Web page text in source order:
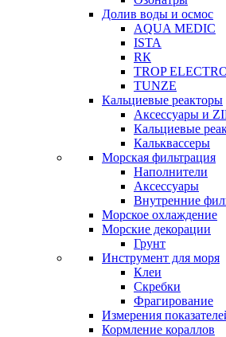
Долив воды и осмос
AQUA MEDIC
ISTA
RК
TROP
TUNZE
Кальциевые реакторы
Аксессуары и
Кальциевые
Кальквассеры
Морская фильтрация
Наполнители
Аксессуары
Внутренние
Морское охлаждение
Морские декорации
Грунт
Инструмент для моря
Клеи
Скребки
Фрагирование
Измерения
Кормление кораллов